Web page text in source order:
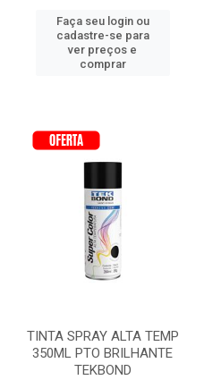
Faça seu login ou
cadastre-se para
ver preços e
comprar
TINTA SPRAY ALTA TEMP
350ML PTO BRILHANTE
TEKBOND